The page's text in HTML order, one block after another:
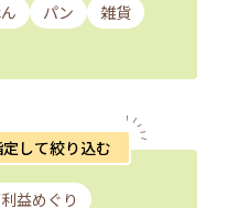
パン
雑貨
して絞り込む
益めぐり